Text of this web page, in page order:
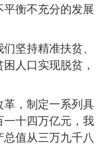
衡不充分的发展
坚持精准扶贫、
人口实现脱贫，
，制定一系列具
十四万亿元，我
值从三万九千八